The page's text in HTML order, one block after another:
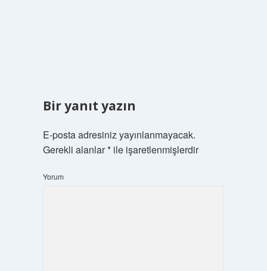
Bir yanıt yazın
E-posta adresiniz yayınlanmayacak.
Gerekli alanlar*ile işaretlenmişlerdir
Yorum